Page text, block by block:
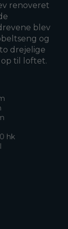
renoveret
blev
og
to drejelige
til loftet.
hk